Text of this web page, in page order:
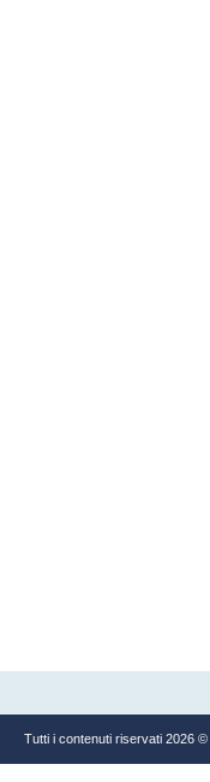
Tutti i contenuti riservati 2026 ©